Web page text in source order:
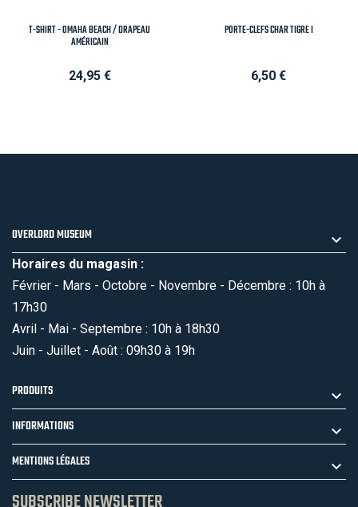
T-SHIRT - OMAHA BEACH / DRAPEAU
AMÉRICAIN
Prix
24,95 €
PORTE-CLEFS CHAR TIGRE I
Prix
6,50 €
OVERLORD MUSEUM
Horaires du magasin :
Février - Mars - Octobre - Novembre - Décembre : 10h à
17h30
Avril - Mai - Septembre : 10h à 18h30
Juin - Juillet - Août : 09h30 à 19h
PRODUITS
INFORMATIONS
MENTIONS LÉGALES